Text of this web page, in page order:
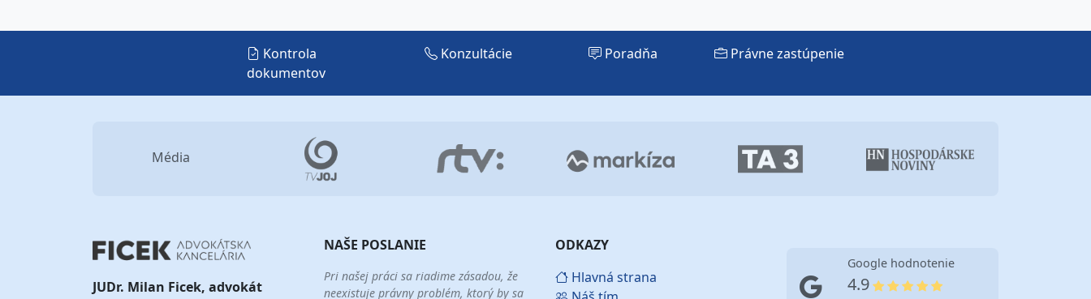
Kontrola
dokumentov
Konzultácie Poradňa Právne zastúpenie
Média
JUDr. Milan Ficek, advokát
NAŠE POSLANIE
Pri našej práci sa riadime zásadou, že
neexistuje právny problém, ktorý by sa
ODKAZY
Hlavná strana
Google hodnotenie
4.9